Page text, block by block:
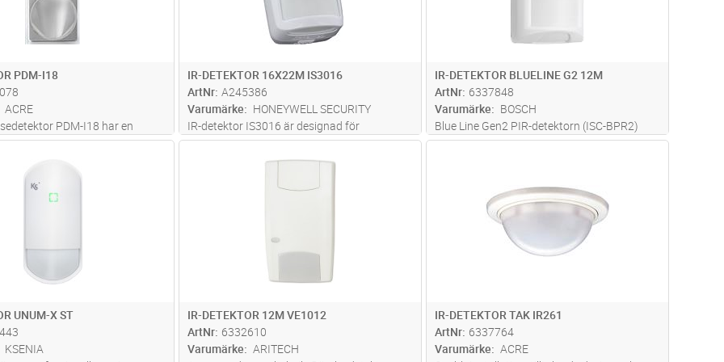
PDM-I18
ACRE
PDM-I18 har en
design med 18 m
Med en vidareutvecklad
och den patenterade
IR-DETEKTOR 16X22M IS3016
ArtNr A245386
Varumärke
HONEYWELL SECURITY
IR-detektor IS3016 är designad för
kommersiella miljöer där upp till Grade 2
(EN50131-2-2) kan krävas. IS3016 levererar
falsklarmsimmunitet genom totalt fyra
IR-DETEKTOR BLUELINE G2 12M
ArtNr 6337848
Varumärke
BOSCH
Blue Line Gen2 PIR-detektorn (ISC-BPR2)
använder två Fresnel-linser som är
möjliga upptäckt av inkräktare. Linserna
UNUM-X ST
KSENIA
Lägg i kundvagn
IR-DETEKTOR 12M VE1012
ArtNr 6332610
Varumärke
ARITECH
IR-DETEKTOR TAK IR261
ArtNr 6337764
Varumärke
ACRE